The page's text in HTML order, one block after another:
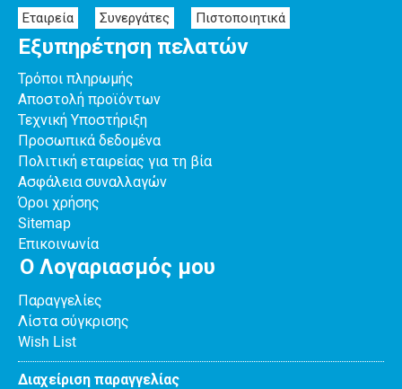
Εταιρεία Συνεργάτες Πιστοποιητικά
Εξυπηρέτηση πελατών
Τρόποι πληρωμής
Αποστολή προϊόντων
Τεχνική Υποστήριξη
Προσωπικά δεδομένα
Πολιτική εταιρείας για τη βία
Ασφάλεια συναλλαγών
Όροι χρήσης
Sitemap
Επικοινωνία
Ο Λογαριασμός μου
Παραγγελίες
Λίστα σύγκρισης
Wish List
Διαχείριση παραγγελίας